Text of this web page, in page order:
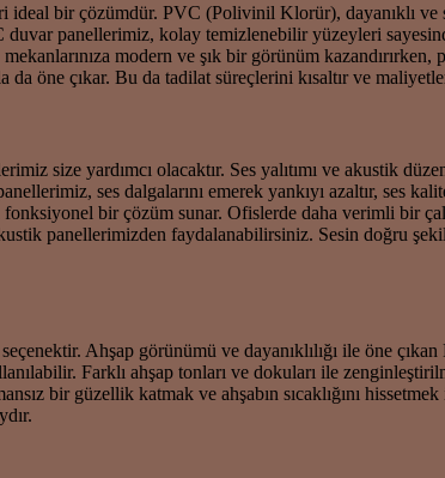
bir çözümdür. PVC (Polivinil Klorür), dayanıklı
panellerimiz, kolay temizlenebilir yüzeyleri
modern ve şık bir görünüm
öne çıkar. Bu da tadilat süreçlerini kısaltır ve
size yardımcı olacaktır. Ses yalıtımı ve akustik
ses dalgalarını emerek yankıyı azaltır, ses
bir çözüm sunar. Ofislerde daha verimli bir
panellerimizden faydalanabilirsiniz. Sesin doğru
Ahşap görünümü ve dayanıklılığı ile öne
Farklı ahşap tonları ve dokuları ile
bir güzellik katmak ve ahşabın sıcaklığını